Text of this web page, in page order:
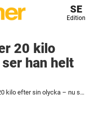
SE
Edition
20 kilo
han helt
Simon Cowell gick ner 20 kilo efter sin olycka – nu ser han helt fantastisk ut